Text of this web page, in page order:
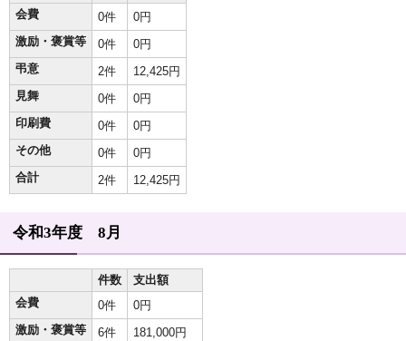
会費
0件
0円
激励・褒賞等
0件
0円
弔意
2件
12,425円
見舞
0件
0円
印刷費
0件
0円
その他
0件
0円
合計
2件 12,425円
令和3年度 8月
件数
支出額
会費
0件
0円
激励・褒賞等
6件
181,000円